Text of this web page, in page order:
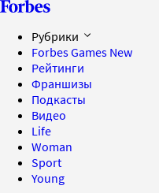
Рубрики
Forbes Games New
Рейтинги
Франшизы
Подкасты
Видео
Life
Woman
Sport
Young